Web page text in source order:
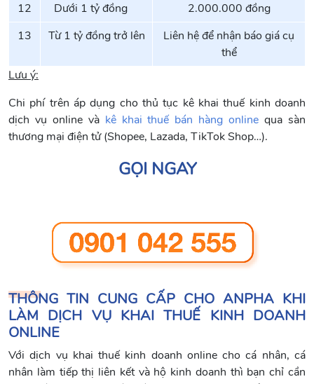
12
Dưới 1 tỷ đồng
2.000.000 đồng
13
Từ 1 tỷ đồng trở lên
Liên hệ để nhận báo giá cụ
thể
Lưu ý:
Chi phí trên áp dụng cho thủ tục kê khai thuế kinh doanh
dịch vụ online và kê khai thuế bán hàng online qua sàn
thương mại điện tử (Shopee, Lazada, TikTok Shop…).
GỌI NGAY
THÔNG TIN CUNG CẤP CHO ANPHA KHI
LÀM DỊCH VỤ KHAI THUẾ KINH DOANH
ONLINE
Với dịch vụ khai thuế kinh doanh online cho cá nhân, cá
nhân làm tiếp thị liên kết và hộ kinh doanh thì bạn chỉ cần